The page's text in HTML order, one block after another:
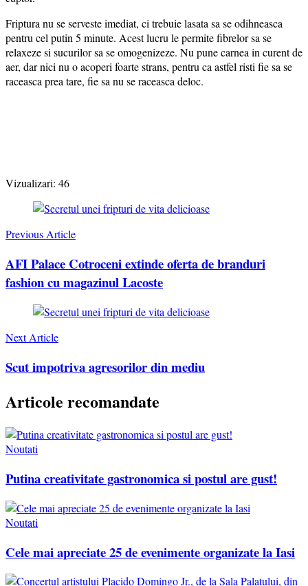
Friptura nu se serveste imediat, ci trebuie lasata sa se odihneasca
pentru cel putin 5 minute. Acest lucru le permite fibrelor sa se
relaxeze si sucurilor sa se omogenizeze. Nu pune carnea in curent de
aer, dar nici nu o acoperi foarte strans, pentru ca astfel risti fie sa se
raceasca prea tare, fie sa nu se raceasca deloc.
Vizualizari: 46
Post
Navigation
Previous Article
AFI Palace Cotroceni extinde oferta de branduri
fashion cu magazinul Lacoste
Next Article
Scut impotriva agresorilor din mediu
Articole recomandate
Noutati
Putina creativitate gastronomica si postul are gust!
Noutati
Cele mai apreciate 25 de evenimente organizate la Iasi